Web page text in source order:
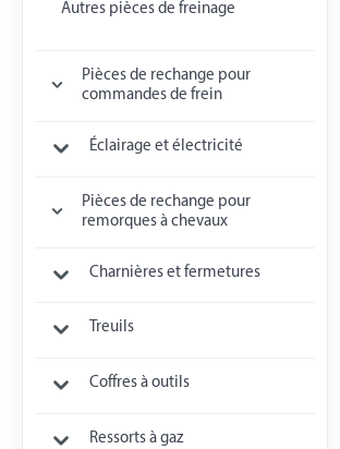
Autres pièces de freinage
Pièces de rechange pour
commandes de frein
Éclairage et électricité
Pièces de rechange pour
remorques à chevaux
Charnières et fermetures
Treuils
Coffres à outils
Ressorts à gaz